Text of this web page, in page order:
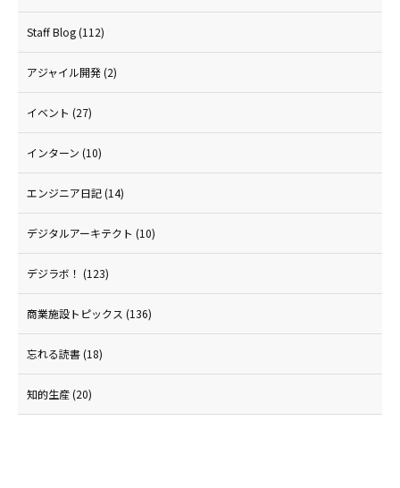
Staff Blog(112)
アジャイル開発(2)
イベント (27)
インターン (10)
エンジニア日記(14)
デジタルアーキテクト (10)
デジラボ！ (123)
商業施設トピックス (136)
忘れる読書(18)
知的生産(20)